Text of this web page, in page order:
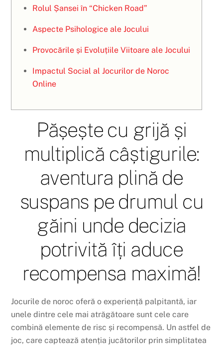
Rolul Șansei în “Chicken Road”
Aspecte Psihologice ale Jocului
Provocările și Evoluțiile Viitoare ale Jocului
Impactul Social al Jocurilor de Noroc
Online
Pășește cu grijă și
multiplică câștigurile:
aventura plină de
suspans pe drumul cu
găini unde decizia
potrivită îți aduce
recompensa maximă!
Jocurile de noroc oferă o experiență palpitantă, iar
unele dintre cele mai atrăgătoare sunt cele care
combină elemente de risc și recompensă. Un astfel de
joc, care captează atenția jucătorilor prin simplitatea